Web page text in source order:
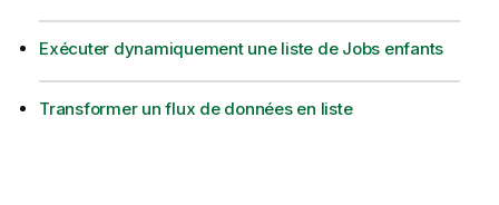
Exécuter dynamiquement une liste de Jobs enfants
Transformer un flux de données en liste